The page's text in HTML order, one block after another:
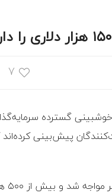
7
گسترده
بر این اساس، بیش از ۷۷ درصد از شرکت‌کنندگان
این